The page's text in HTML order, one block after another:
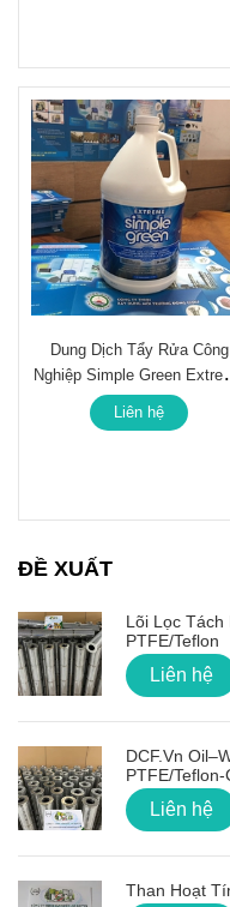
Dung Dịch Tẩy Rửa Công
Nghiệp Simple Green
3.78l
Liên hệ
ĐỀ XUẤT
Lõi Lọc Tách
PTFE/Teflon
Liên hệ
DCF.vn
PTFE/
Liên hệ
Than Hoạt